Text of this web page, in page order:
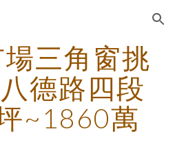
Skip to navigation
三角窗挑
德路四段
~1860萬